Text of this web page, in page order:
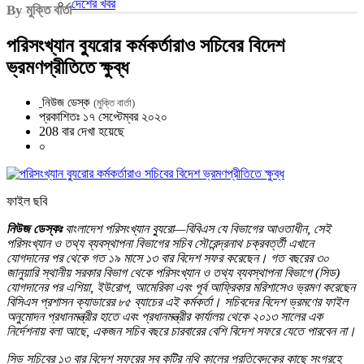
দেশের খবর
By মুক্তি বার্তা
পরিসংখ্যান ব্যুরোর কর্মকর্তারাও সচিবের বিদেশ
ভ্রমণপ্রীতিতে ক্ষুব্ধ
নিউজ ডেস্ক (মুক্তি বার্তা)
প্রকাশিতঃ ১৭ সেপ্টেম্বর ২০২০
208 বার দেখা হয়েছে
০
ফাইল ছবি
নিউজ ডেস্কঃবাংলাদেশ পরিসংখ্যান ব্যুরো—বিবিএস যে বিভাগের আওতাধীন, সেই
পরিসংখ্যান ও তথ্য ব্যবস্থাপনা বিভাগের সচিব সৌরেন্দ্রনাথ চক্রবর্ত্তী এখানে
যোগদানের পর থেকে গত ১৯ মাসে ১৩ বার বিদেশ সফর করেছেন। গত বছরের ৩০
জানুয়ারি স্থানীয় সরকার বিভাগ থেকে পরিসংখ্যান ও তথ্য ব্যবস্থাপনা বিভাগে (সিড)
যোগদানের পর এশিয়া, ইউরোপ, আমেরিকা এবং পূর্ব আফ্রিকার মরিশাসেও ভ্রমণ করেছেন
বিসিএস প্রশাসন ক্যাডারের ৮৫ ব্যাচের এই কর্মকর্তা। সচিবদের বিদেশ ভ্রমণের ফাইল
অনুমোদন প্রধানমন্ত্রীর হাতে এবং প্রধানমন্ত্রীর কার্যালয় থেকে ২০১৩ সালের এক
নির্দেশনায় বলা আছে, একজন সচিব বছরে চারবারের বেশি বিদেশ সফরে যেতে পারবেন না।
সিড সচিবের ১৩ বার বিদেশ সফরের সব কটির নথি কালের প্রতিবেদকের কাছে সংগ্রহে